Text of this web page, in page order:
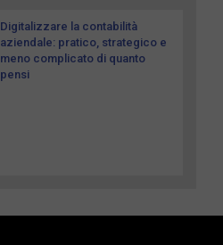
Digitalizzare la contabilità
aziendale: pratico, strategico e
meno complicato di quanto
pensi